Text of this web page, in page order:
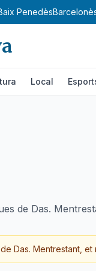
Penedès
Local
de Das.
Das. Mentrestant, et